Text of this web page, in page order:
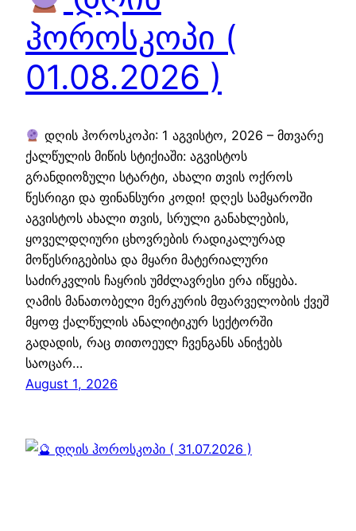
ჰოროსკოპი (
01.08.2026 )
დღის ჰოროსკოპი: 1 აგვისტო, 2026 – მთვარე
ქალწულის მიწის სტიქიაში: აგვისტოს
გრანდიოზული სტარტი, ახალი თვის ოქროს
წესრიგი და ფინანსური კოდი! დღეს სამყაროში
აგვისტოს ახალი თვის, სრული განახლების,
ყოველდღიური ცხოვრების რადიკალურად
მოწესრიგებისა და მყარი მატერიალური
საძირკვლის ჩაყრის უმძლავრესი ერა იწყება.
ღამის მანათობელი მერკურის მფარველობის ქვეშ
მყოფ ქალწულის ანალიტიკურ სექტორში
გადადის, რაც თითოეულ ჩვენგანს ანიჭებს
საოცარ…
August 1, 2026